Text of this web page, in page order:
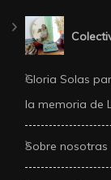
Gloria Solas
la memoria de
Sobre nosotras